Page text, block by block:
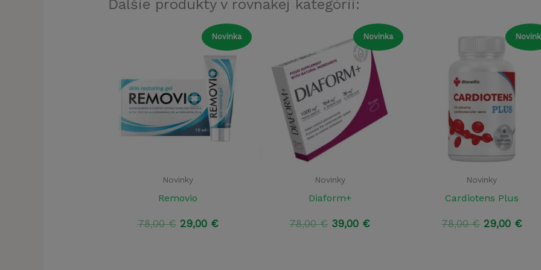
Ďalšie produkty v rovnakej kategórii:
Novinka
Novinky
Removio
78,00€ Pôvodná
29,00 €Aktuálna
Novinka
Novinky
Diaform+
78,00€ Pôvodná
39,00 €Aktuálna
Novinky
Cardiotens Plus
78,00€ Pôvodná
29,00 €